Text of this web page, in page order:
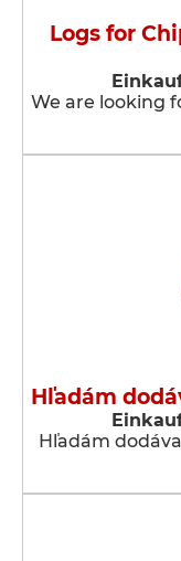
Logs for
We are looking
Hľadám
Hľadám